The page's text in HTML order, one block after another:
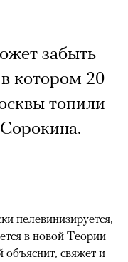
забыть
котором 20
топили
пелевинизируется,
в новой Теории
свяжет и